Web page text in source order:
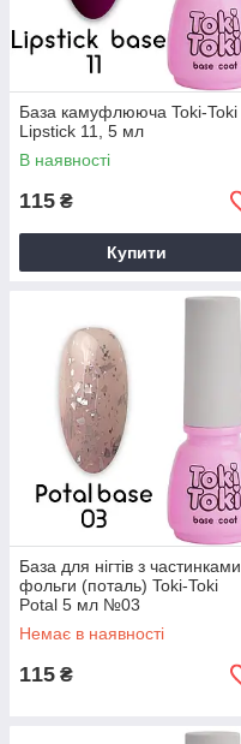
База камуфлююча Toki-Toki
Lipstick 11, 5 мл
В наявності
115 ₴
Купити
База для нігтів з частинками
фольги (поталь) Toki-Toki
Potal 5 мл №03
Немає в наявності
115 ₴